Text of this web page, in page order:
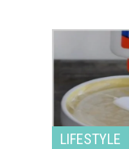
LIFESTYLE